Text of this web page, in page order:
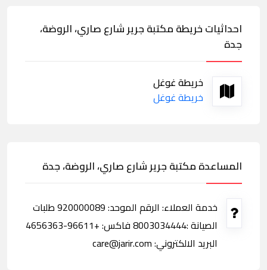
احداثيات خريطة مكتبة جرير شارع صاري، الروضة،
جدة
خريطة غوغل
خريطة غوغل
المساعدة مكتبة جرير شارع صاري، الروضة، جدة
خدمة العملاء: الرقم الموحد: 920000089 طلبات
الصيانة :8003034444 فاكس: +96611-4656363
البريد الالكتروني: care@jarir.com